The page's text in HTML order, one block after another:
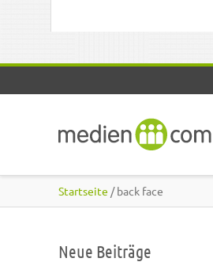
Startseite / back face
Neue Beiträge